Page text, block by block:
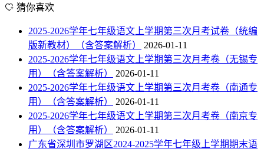
猜你喜欢
2025-2026学年七年级语文上学期第三次月考试卷（统编
版新教材）（含答案解析）
2026-01-11
2025-2026学年七年级语文上学期第三次月考卷（无锡专
用）（含答案解析）
2026-01-11
2025-2026学年七年级语文上学期第三次月考卷（南通专
用）（含答案解析）
2026-01-11
2025-2026学年七年级语文上学期第三次月考卷（南京专
用）（含答案解析）
2026-01-11
广东省深圳市罗湖区2024-2025学年七年级上学期期末语